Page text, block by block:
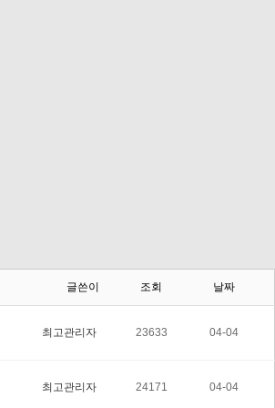
글쓴이 조회 날짜
최고관리자 23633 04-04
최고관리자 24171 04-04